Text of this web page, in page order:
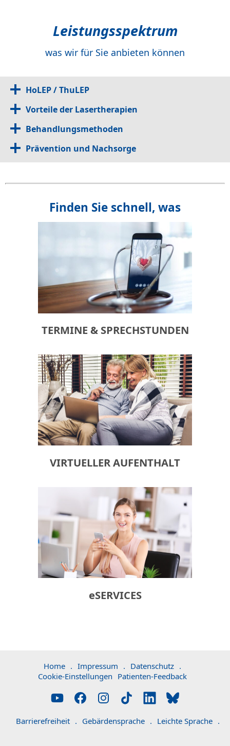
Leistungsspektrum
was wir für Sie anbieten können
HoLEP / ThuLEP
Vorteile der Lasertherapien
Behandlungsmethoden
Prävention und Nachsorge
Finden Sie schnell, was
TERMINE & SPRECHSTUNDEN
VIRTUELLER AUFENTHALT
eSERVICES
Home . Impressum . Datenschutz .
Cookie-Einstellungen Patienten-Feedback
Barrierefreiheit . Gebärdensprache . Leichte Sprache .